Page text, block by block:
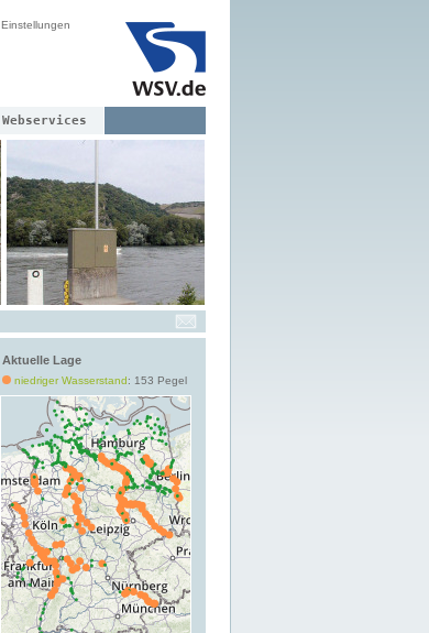
Einstellungen
Webservices
Aktuelle Lage
niedriger Wasserstand: 153 Pegel